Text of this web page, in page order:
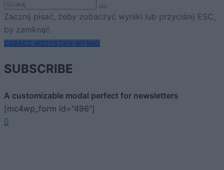
Zacznij pisać, żeby zobaczyć wyniki lub przyciśnij ESC,
by zamknąć
ZOBACZ WSZYSTKIE WYNIKI
SUBSCRIBE
A customizable modal perfect for newsletters
[mc4wp_form id="496"]